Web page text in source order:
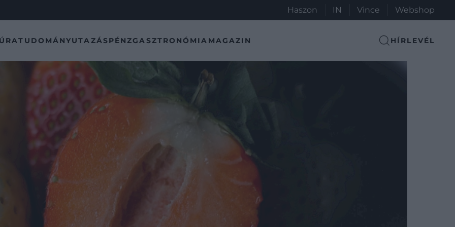
Haszon IN Vince Webshop
TUDOMÁNYUTAZÁSPÉNZGASZTRONÓMIA MAGAZIN HÍRLEVÉL